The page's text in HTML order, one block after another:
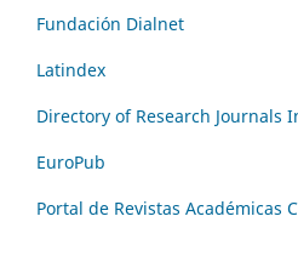
Fundación Dialnet
Latindex
Directory of Research Journals
EuroPub
Portal de Revistas Académicas